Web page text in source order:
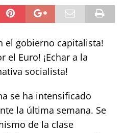
el gobierno capitalista!
el Euro! ¡Echar a la
socialista!
se ha intensificado
la última semana. Se
de la clase